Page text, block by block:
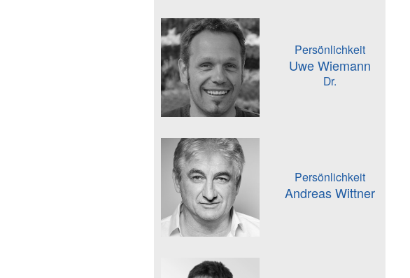
Persönlichkeit
Uwe Wiemann
Dr.
Persönlichkeit
Andreas Wittner